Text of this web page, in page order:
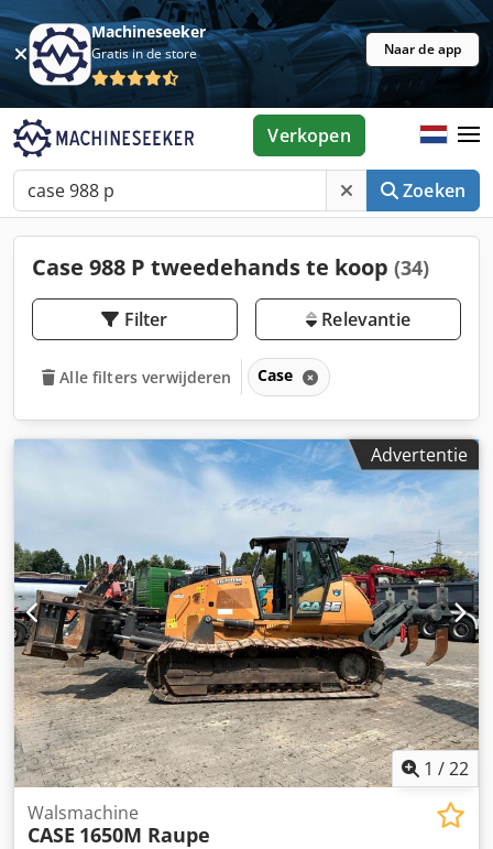
Machineseeker
Gratis in de store Naar de app
Zoeken
Verkopen
Case 988 P tweedehands te koop (34)
Filter Relevantie
Alle filters verwijderen Case
Advertentie
1 /22
Walsmachine
CASE 1650M Raupe